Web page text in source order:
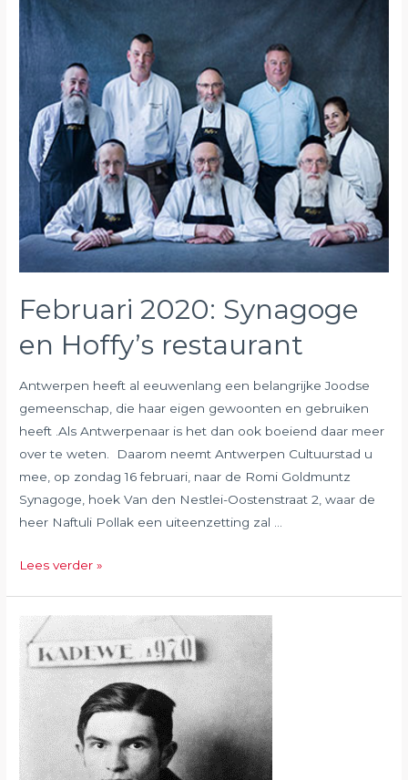
ZNA-
wijkproject
Cadix
Februari 2020: Synagoge
en Hoffy’s restaurant
Antwerpen heeft al eeuwenlang een belangrijke Joodse
gemeenschap, die haar eigen gewoonten en gebruiken
heeft .Als Antwerpenaar is het dan ook boeiend daar meer
over te weten. Daarom neemt Antwerpen Cultuurstad u
mee, op zondag 16 februari, naar de Romi Goldmuntz
Synagoge, hoek Van den Nestlei-Oostenstraat 2, waar de
heer Naftuli Pollak een uiteenzetting zal …
Februari
en
Hoffy’s
restaurant
Lees verder »